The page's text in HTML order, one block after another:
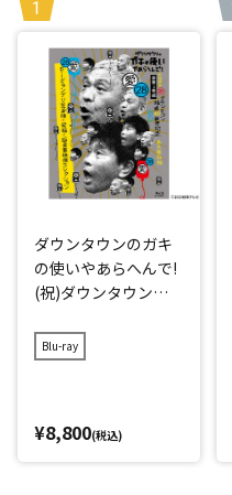
ダウンタウンのガキ
の使いやあらへんで!
(祝)ダウンタウン結
初回限定永久保存版
(28)(愛)D-1グランプ
Blu-ray
¥8,800(税込)